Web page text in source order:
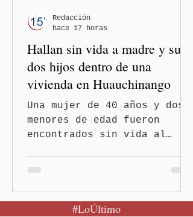
Hallan sin vida a madre y sus
dos hijos dentro de una
vivienda en Huauchinango
Una mujer de 40 años y dos
menores de edad fueron
encontrados sin vida al
es investigado por la
Fiscalía General del Estado
Redacción
hace 17 horas
#LoÚltimo